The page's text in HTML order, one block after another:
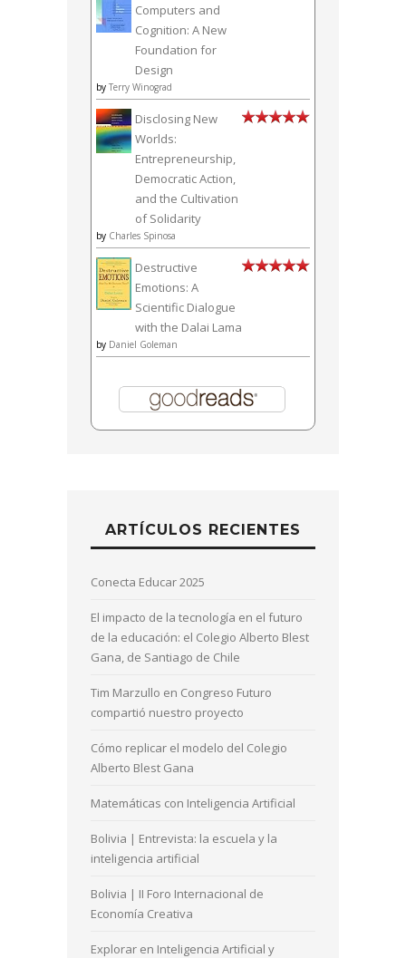
Computers and
Cognition: A New
Foundation for
Design
by Terry Winograd
Disclosing New
Worlds:
Entrepreneurship,
Democratic Action,
and the Cultivation
of Solidarity
by Charles Spinosa
Destructive
Emotions: A
Scientific Dialogue
with the Dalai Lama
by Daniel Goleman
ARTÍCULOS RECIENTES
Conecta Educar 2025
El impacto de la tecnología en el futuro
de la educación: el Colegio Alberto Blest
Gana, de Santiago de Chile
Tim Marzullo en Congreso Futuro
compartió nuestro proyecto
Cómo replicar el modelo del Colegio
Alberto Blest Gana
Matemáticas con Inteligencia Artificial
Bolivia | Entrevista: la escuela y la
inteligencia artificial
Bolivia | II Foro Internacional de
Economía Creativa
Explorar en Inteligencia Artificial y